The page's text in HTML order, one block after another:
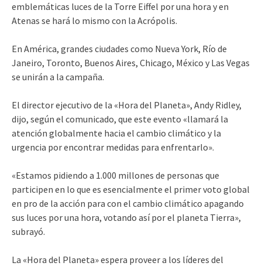
emblemáticas luces de la Torre Eiffel por una hora y en
Atenas se hará lo mismo con la Acrópolis.
En América, grandes ciudades como Nueva York, Río de
Janeiro, Toronto, Buenos Aires, Chicago, México y Las Vegas
se unirán a la campaña.
El director ejecutivo de la «Hora del Planeta», Andy Ridley,
dijo, según el comunicado, que este evento «llamará la
atención globalmente hacia el cambio climático y la
urgencia por encontrar medidas para enfrentarlo».
«Estamos pidiendo a 1.000 millones de personas que
participen en lo que es esencialmente el primer voto global
en pro de la acción para con el cambio climático apagando
sus luces por una hora, votando así por el planeta Tierra»,
subrayó.
La «Hora del Planeta» espera proveer a los líderes del